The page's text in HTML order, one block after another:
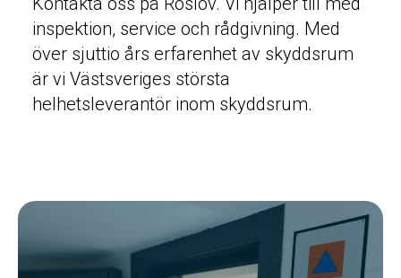
inspektion, service och rådgivning. Med
över sjuttio års erfarenhet av skyddsrum
är vi Västsveriges största
helhetsleverantör inom skyddsrum.